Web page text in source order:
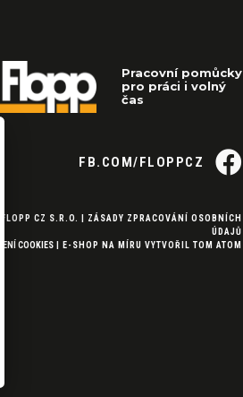
Pracovní pomůcky
pro práci i volný
čas
FB.COM/FLOPPCZ
CZ S.R.O. | ZÁSADY ZPRACOVÁNÍ OSOBNÍCH
ÚDAJŮ
COOKIES
E-SHOP NA MÍRU VYTVOŘIL TOM ATOM